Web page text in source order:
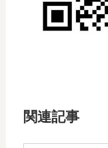
関連記事